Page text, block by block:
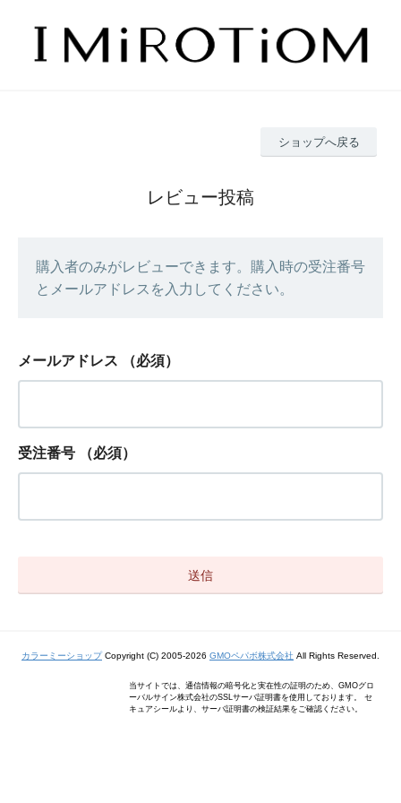
ショップへ戻る
レビュー投稿
購入者のみがレビューできます。購入時の受注番号
とメールアドレスを入力してください。
メールアドレス （必須）
受注番号 （必須）
カラーミーショップCopyright (C) 2005-2026 GMOペパボ株式会社 All Rights Reserved.
当サイトでは、通信情報の暗号化と実在性の証明のため、GMOグロ
ーバルサイン株式会社のSSLサーバ証明書を使用しております。 セ
キュアシールより、サーバ証明書の検証結果をご確認ください。